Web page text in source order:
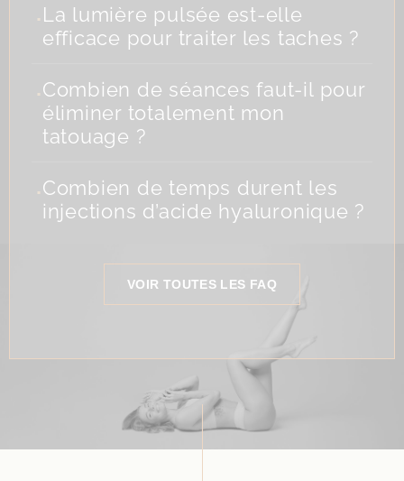
. La lumière pulsée est-elle
efficace pour traiter les taches ?
.Combien de séances faut-il pour
éliminer totalement mon
tatouage ?
.Combien de temps durent les
injections d’acide hyaluronique ?
VOIR TOUTES LES FAQ